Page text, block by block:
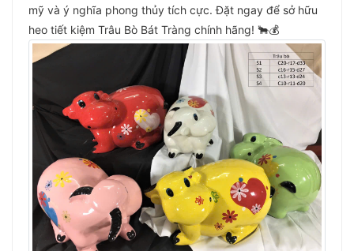
mỹ và ý nghĩa phong thủy tích cực. Đặt ngay để sở hữu
heo tiết kiệm Trâu Bò Bát Tràng chính hãng! 🐂💰